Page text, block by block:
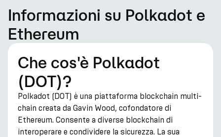
Informazioni su Polkadot e
Ethereum
Che cos'è Polkadot
(DOT)?
Polkadot (DOT) è una piattaforma blockchain multi-
chain creata da Gavin Wood, cofondatore di
Ethereum. Consente a diverse blockchain di
interoperare e condividere la sicurezza. La sua